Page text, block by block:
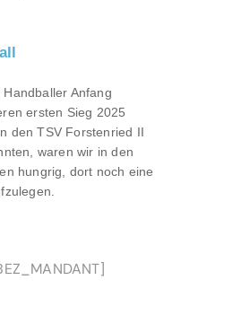
Anfang
ersten Sieg 2025
den TSV Forstenried II
waren wir in den
hungrig, dort noch eine